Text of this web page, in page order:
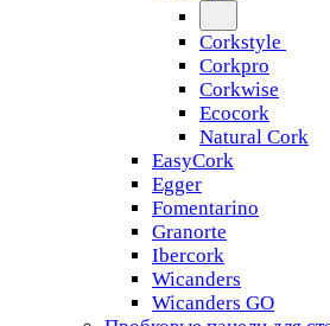
Corkstyle
Corkpro
Corkwise
Ecocork
Natural Cork
EasyCork
Egger
Fomentarino
Granorte
Ibercork
Wicanders
Wicanders GO